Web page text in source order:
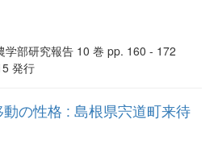
学部研究報告 10 巻 pp. 160 - 172
発行
の性格 : 島根県宍道町来待